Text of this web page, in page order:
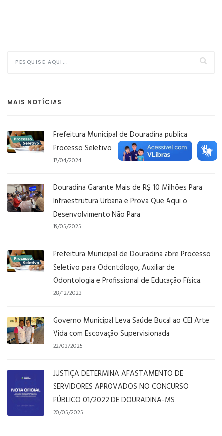
MAIS NOTÍCIAS
Prefeitura Municipal de Douradina publica
Processo Seletivo
17/04/2024
Douradina Garante Mais de R$ 10 Milhões Para
Infraestrutura Urbana e Prova Que Aqui o
Desenvolvimento Não Para
19/05/2025
Prefeitura Municipal de Douradina abre Processo
Seletivo para Odontólogo, Auxiliar de
Odontologia e Profissional de Educação Física.
28/12/2023
Governo Municipal Leva Saúde Bucal ao CEI Arte
Vida com Escovação Supervisionada
22/03/2025
JUSTIÇA DETERMINA AFASTAMENTO DE
SERVIDORES APROVADOS NO CONCURSO
PÚBLICO 01/2022 DE DOURADINA-MS
20/05/2025